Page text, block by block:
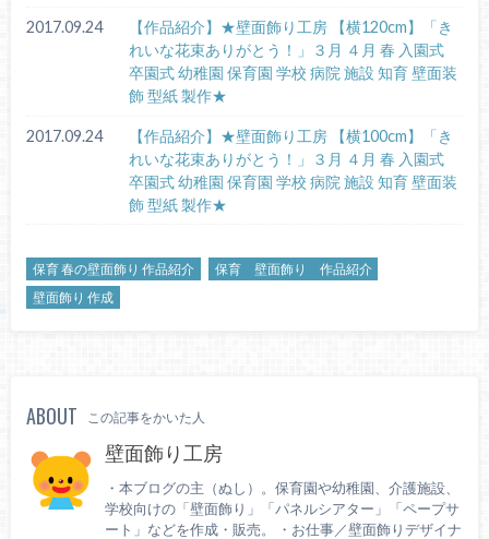
2017.09.24
【作品紹介】★壁面飾り工房 【横120cm】「き
れいな花束ありがとう！」３月 ４月 春 入園式
卒園式 幼稚園 保育園 学校 病院 施設 知育 壁面装
飾 型紙 製作★
2017.09.24
【作品紹介】★壁面飾り工房 【横100cm】「き
れいな花束ありがとう！」３月 ４月 春 入園式
卒園式 幼稚園 保育園 学校 病院 施設 知育 壁面装
飾 型紙 製作★
保育 春の壁面飾り 作品紹介
保育 壁面飾り 作品紹介
壁面飾り 作成
ABOUT この記事をかいた人
壁面飾り工房
・本ブログの主（ぬし）。保育園や幼稚園、介護施設、
学校向けの「壁面飾り」「パネルシアター」「ペープサ
ート」などを作成・販売。 ・お仕事／壁面飾りデザイナ